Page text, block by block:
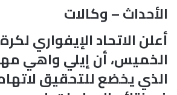
الأحداث – وكالات
أعلن الاتحاد الإيفواري
الخميس، أن إيلي واهي
الذي يخضع للتحقيق